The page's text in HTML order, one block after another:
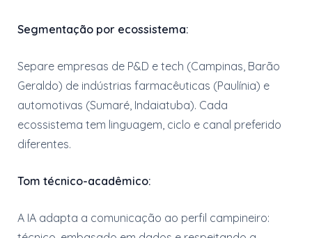
Segmentação por ecossistema:
Separe empresas de P&D e tech (Campinas, Barão
Geraldo) de indústrias farmacêuticas (Paulínia) e
automotivas (Sumaré, Indaiatuba). Cada
ecossistema tem linguagem, ciclo e canal preferido
diferentes.
Tom técnico-acadêmico:
A IA adapta a comunicação ao perfil campineiro: